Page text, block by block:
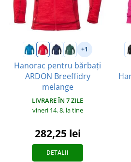
+1
Hanorac pentru bărbați
ARDON Breeffidry
melange
LIVRARE ÎN 7 ZILE
vineri 14. 8. la tine
282,25 lei
DETALII